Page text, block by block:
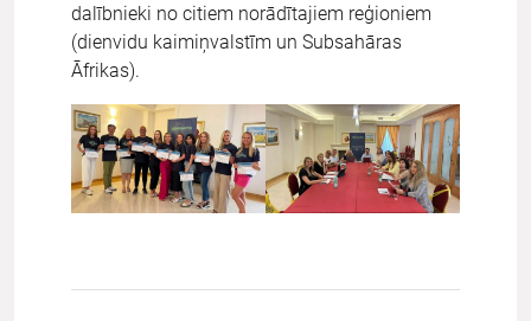
dalībnieki no citiem norādītajiem reģioniem
(dienvidu kaimiņvalstīm un Subsahāras
Āfrikas).